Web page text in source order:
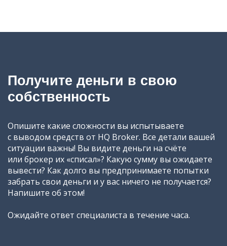
Получите деньги в свою
собственность
Опишите какие сложности вы испытываете
с выводом средств от HQ Broker. Все детали вашей
ситуации важны! Вы видите деньги на счёте
или брокер их «списал»? Какую сумму вы ожидаете
вывести? Как долго вы предпринимаете попытки
забрать свои деньги и у вас ничего не получается?
Напишите об этом!
Ожидайте ответ специалиста в течение часа.